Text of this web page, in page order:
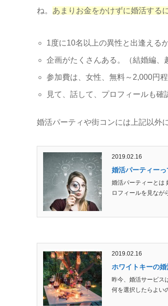
ね。 あまりお金をかけずに婚活する
1度に10名以上の異性と出逢える
企画がたくさんある。（結婚編、
参加費は、女性、無料～2,000円
見て、話して、プロフィールも
婚活パーティや街コンには上記以外
2019.02.16
婚活パーティー
婚活パーティーとは
ロフィールを見なが
2019.02.16
ホワイトキーの
昨今、婚活サービス
何を選択したらよい